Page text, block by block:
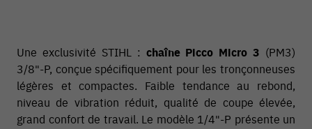
Une exclusivité STIHL : chaîne Picco Micro 3 (PM3)
3/8"-P, conçue spécifiquement pour les tronçonneuses
légères et compactes. Faible tendance au rebond,
niveau de vibration réduit, qualité de coupe élevée,
grand confort de travail. Le modèle 1/4"-P présente un